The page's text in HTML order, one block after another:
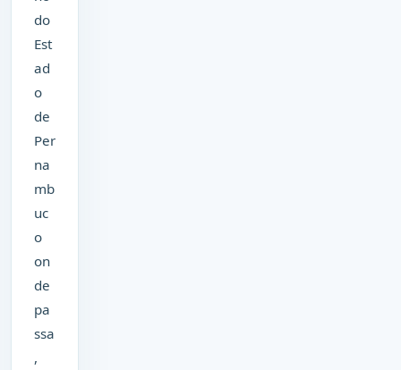
do
Est
ad
o
de
Per
na
mb
uc
o
on
de
pa
ssa
,